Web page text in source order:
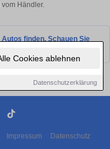
Cookies ablehnen
Datenschutzerklärung
Händler.
finden. Schauen Sie
Impressum Datenschutz